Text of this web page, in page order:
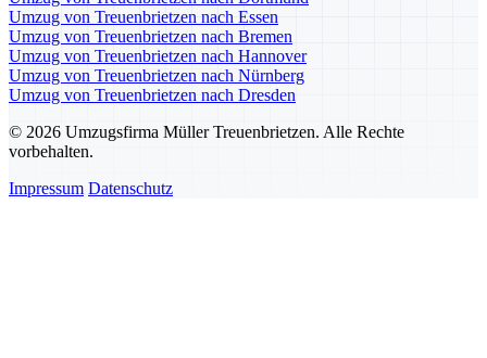
Umzug von Treuenbrietzen nach Essen
Umzug von Treuenbrietzen nach Bremen
Umzug von Treuenbrietzen nach Hannover
Umzug von Treuenbrietzen nach Nürnberg
Umzug von Treuenbrietzen nach Dresden
© 2026 Umzugsfirma Müller Treuenbrietzen. Alle Rechte
vorbehalten.
Impressum Datenschutz